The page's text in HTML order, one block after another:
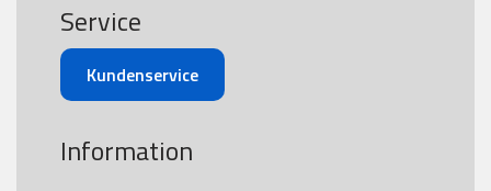
Service
Kundenservice
Information